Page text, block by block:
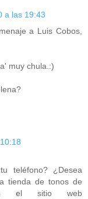
a las 19:43
a Luis Cobos,
muy chula.:)
teléfono? ¿Desea
tienda de tonos de
el sitio web